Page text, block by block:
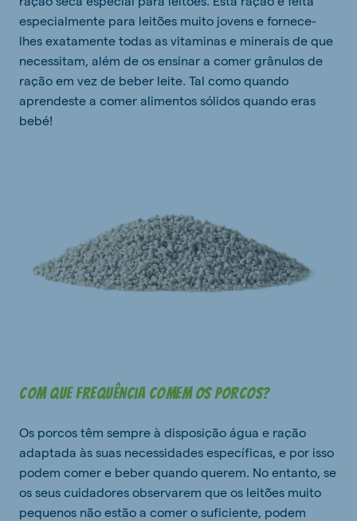
especialmente para leitões muito jovens e fornece-
lhes exatamente todas as vitaminas e minerais de que
necessitam, além de os ensinar a comer grânulos de
ração em vez de beber leite. Tal como quando
aprendeste a comer alimentos sólidos quando eras
bebé!
Com que frequência comem os porcos?
Os porcos têm sempre à disposição água e ração
adaptada às suas necessidades específicas, e por isso
podem comer e beber quando querem. No entanto, se
os seus cuidadores observarem que os leitões muito
pequenos não estão a comer o suficiente, podem